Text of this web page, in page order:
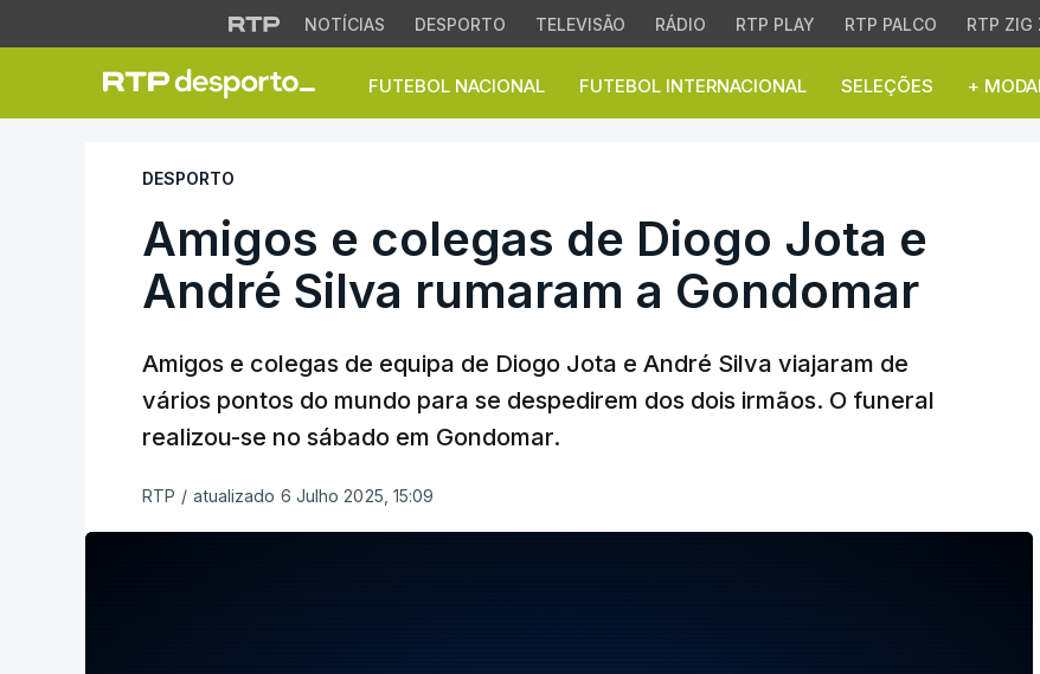
NOTÍCIAS DESPORTO TELEVISÃO RÁDIO RTP PLAY RTP PALCO RTP ZIG
FUTEBOL NACIONAL FUTEBOL INTERNACIONAL SELEÇÕES +
Amigos e colegas de Diogo Jota e
DESPORTO
Amigos e colegas de Diogo Jota e
André Silva rumaram a Gondomar
Amigos e colegas de equipa de Diogo Jota e André Silva viajaram de
vários pontos do mundo para se despedirem dos dois irmãos. O funeral
realizou-se no sábado em Gondomar.
RTP / atualizado 6 Julho 2025, 15:09